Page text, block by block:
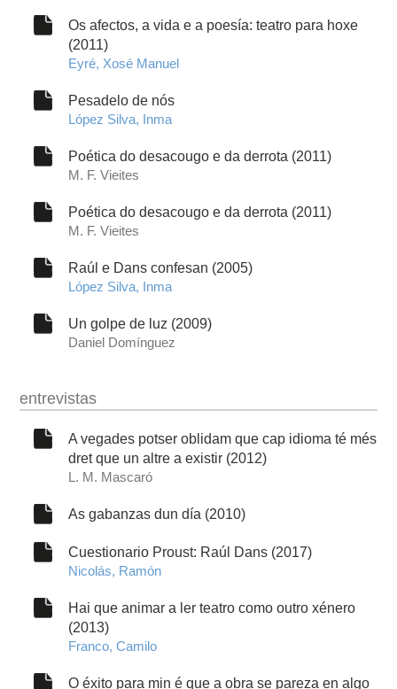
Os afectos, a vida e a poesía: teatro para hoxe
(2011)
Eyré, Xosé Manuel
Pesadelo de nós
López Silva, Inma
Poética do desacougo e da derrota (2011)
M. F. Vieites
Poética do desacougo e da derrota (2011)
M. F. Vieites
Raúl e Dans confesan (2005)
López Silva, Inma
Un golpe de luz (2009)
Daniel Domínguez
entrevistas
A vegades potser oblidam que cap idioma té més
dret que un altre a existir (2012)
L. M. Mascaró
As gabanzas dun día (2010)
Cuestionario Proust: Raúl Dans (2017)
Nicolás, Ramón
Hai que animar a ler teatro como outro xénero
(2013)
Franco, Camilo
O éxito para min é que a obra se pareza en algo